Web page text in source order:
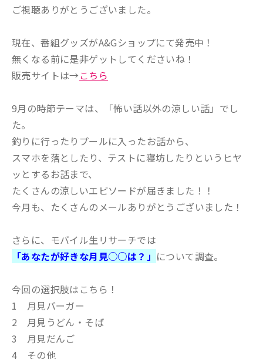
ご視聴ありがとうございました。
現在、番組グッズがA&Gショップにて発売中！
無くなる前に是非ゲットしてくださいね！
販売サイトは→こちら
9月の時節テーマは、「怖い話以外の涼しい話」でし
た。
釣りに行ったりプールに入ったお話から、
スマホを落としたり、テストに寝坊したりというヒヤ
ッとするお話まで、
たくさんの涼しいエピソードが届きました！！
今月も、たくさんのメールありがとうございました！
さらに、モバイル生リサーチでは
「あなたが好きな月見○○は？」 について調査。
今回の選択肢はこちら！
1 月見バーガー
2 月見うどん・そば
3 月見だんご
4 その他